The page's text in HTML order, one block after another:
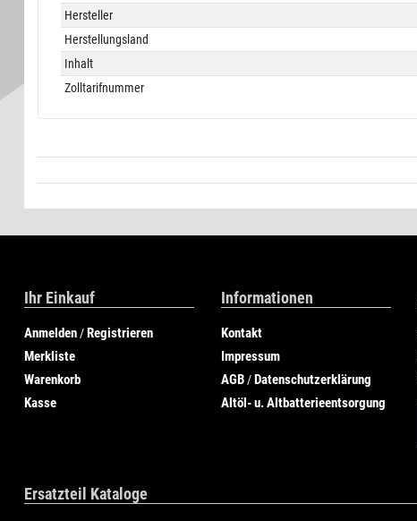
Hersteller
Herstellungsland
Inhalt
Zolltarifnummer
Ihr Einkauf
Anmelden /Registrieren
Merkliste
Warenkorb
Kasse
Informationen
Kontakt
Impressum
AGB /Datenschutzerklärung
Altöl- u. Altbatterieentsorgung
Ersatzteil Kataloge